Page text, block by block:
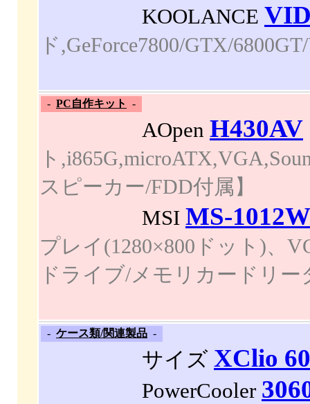
KOOLANCE
ド,GeForce7800/GTX/
- PC自作キット -
AOpen H430AV
ト
スピーカー/FDD付属】
MSI MS-1012W
プレイ(1280×800ドット)、
ドライブ/メモリカードリー
- ケース類/関連製品 -
サイズ XClio
PowerCooler